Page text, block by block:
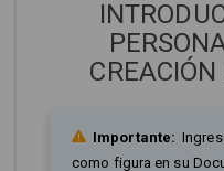
Importante:
como figura en su